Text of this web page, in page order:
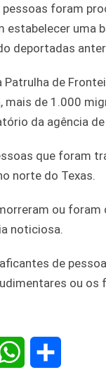
foram
estabelecer uma
deportadas
Patrulha de
mais de 1.000
da agência
que foram
norte do Texas.
ou
noticiosa.
de
ou os